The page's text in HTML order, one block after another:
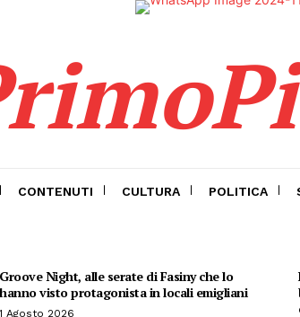
CONTENUTI CULTURA POLITICA
Groove Night, alle serate di Fasiny che lo
hanno visto protagonista in locali emigliani
1 Agosto 2026